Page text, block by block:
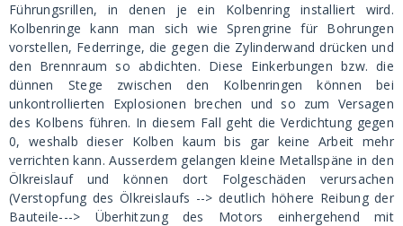
Führungsrillen, in denen je ein Kolbenring installiert wird.
Kolbenringe kann man sich wie Sprengrine für Bohrungen
vorstellen, Federringe, die gegen die Zylinderwand drücken und
den Brennraum so abdichten. Diese Einkerbungen bzw. die
dünnen Stege zwischen den Kolbenringen können bei
unkontrollierten Explosionen brechen und so zum Versagen
des Kolbens führen. In diesem Fall geht die Verdichtung gegen
0, weshalb dieser Kolben kaum bis gar keine Arbeit mehr
verrichten kann. Ausserdem gelangen kleine Metallspäne in den
Ölkreislauf und können dort Folgeschäden verursachen
(Verstopfung des Ölkreislaufs --> deutlich höhere Reibung der
Bauteile---> Überhitzung des Motors einhergehend mit